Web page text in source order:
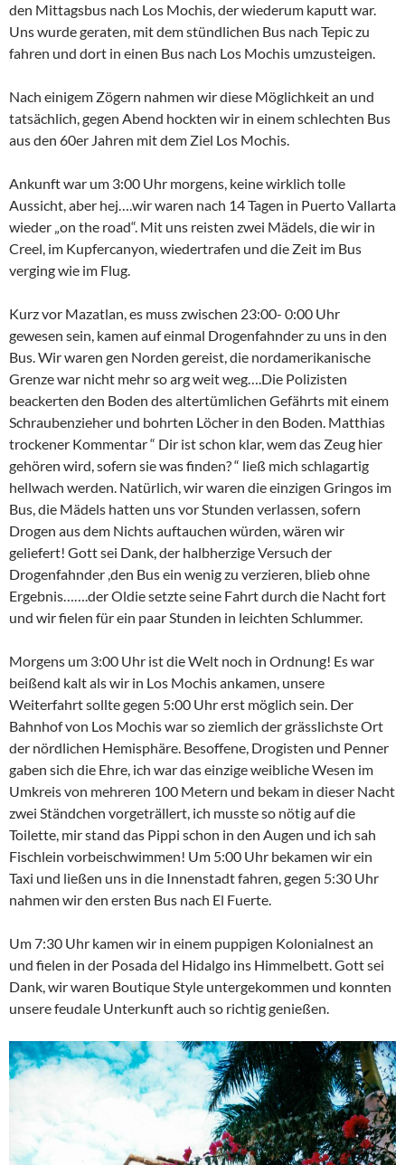
den Mittagsbus nach Los Mochis, der wiederum kaputt war.
Uns wurde geraten, mit dem stündlichen Bus nach Tepic zu
fahren und dort in einen Bus nach Los Mochis umzusteigen.
Nach einigem Zögern nahmen wir diese Möglichkeit an und
tatsächlich, gegen Abend hockten wir in einem schlechten Bus
aus den 60er Jahren mit dem Ziel Los Mochis.
Ankunft war um 3:00 Uhr morgens, keine wirklich tolle
Aussicht, aber hej….wir waren nach 14 Tagen in Puerto Vallarta
wieder „on the road“. Mit uns reisten zwei Mädels, die wir in
Creel, im Kupfercanyon, wiedertrafen und die Zeit im Bus
verging wie im Flug.
Kurz vor Mazatlan, es muss zwischen 23:00- 0:00 Uhr
gewesen sein, kamen auf einmal Drogenfahnder zu uns in den
Bus. Wir waren gen Norden gereist, die nordamerikanische
Grenze war nicht mehr so arg weit weg….Die Polizisten
beackerten den Boden des altertümlichen Gefährts mit einem
Schraubenzieher und bohrten Löcher in den Boden. Matthias
trockener Kommentar “ Dir ist schon klar, wem das Zeug hier
gehören wird, sofern sie was finden? “ ließ mich schlagartig
hellwach werden. Natürlich, wir waren die einzigen Gringos im
Bus, die Mädels hatten uns vor Stunden verlassen, sofern
Drogen aus dem Nichts auftauchen würden, wären wir
geliefert! Gott sei Dank, der halbherzige Versuch der
Drogenfahnder ,den Bus ein wenig zu verzieren, blieb ohne
Ergebnis…….der Oldie setzte seine Fahrt durch die Nacht fort
und wir fielen für ein paar Stunden in leichten Schlummer.
Morgens um 3:00 Uhr ist die Welt noch in Ordnung! Es war
beißend kalt als wir in Los Mochis ankamen, unsere
Weiterfahrt sollte gegen 5:00 Uhr erst möglich sein. Der
Bahnhof von Los Mochis war so ziemlich der grässlichste Ort
der nördlichen Hemisphäre. Besoffene, Drogisten und Penner
gaben sich die Ehre, ich war das einzige weibliche Wesen im
Umkreis von mehreren 100 Metern und bekam in dieser Nacht
zwei Ständchen vorgeträllert, ich musste so nötig auf die
Toilette, mir stand das Pippi schon in den Augen und ich sah
Fischlein vorbeischwimmen! Um 5:00 Uhr bekamen wir ein
Taxi und ließen uns in die Innenstadt fahren, gegen 5:30 Uhr
nahmen wir den ersten Bus nach El Fuerte.
Um 7:30 Uhr kamen wir in einem puppigen Kolonialnest an
und fielen in der Posada del Hidalgo ins Himmelbett. Gott sei
Dank, wir waren Boutique Style untergekommen und konnten
unsere feudale Unterkunft auch so richtig genießen.